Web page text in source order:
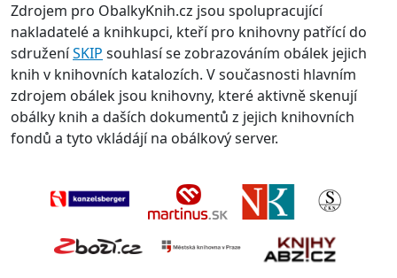
Zdrojem pro ObalkyKnih.cz jsou spolupracující
nakladatelé a knihkupci, kteří pro knihovny patřící do
sdruženíSKIP souhlasí se zobrazováním obálek jejich
knih v knihovních katalozích. V současnosti hlavním
zdrojem obálek jsou knihovny, které aktivně skenují
obálky knih a daších dokumentů z jejich knihovních
fondů a tyto vkládájí na obálkový server.